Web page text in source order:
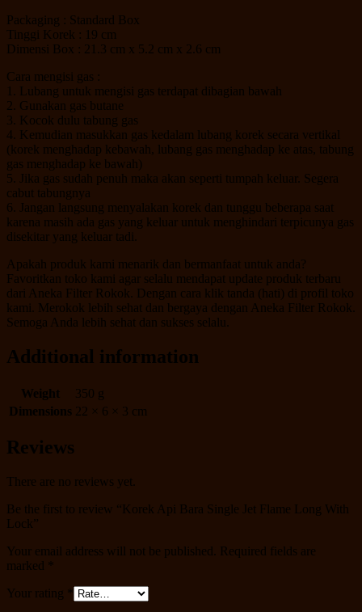
Packaging : Standard Box
Tinggi Korek : 19 cm
Dimensi Box : 21.3 cm x 5.2 cm x 2.6 cm
Cara mengisi gas :
1. Lubang untuk mengisi gas terdapat dibagian bawah
2. Gunakan gas butane
3. Kocok dulu tabung gas
4. Kemudian masukkan gas kedalam lubang korek secara vertikal
(korek menghadap kebawah, lubang gas menghadap ke atas, tabung
gas menghadap ke bawah)
5. Jika gas sudah penuh maka akan seperti tumpah keluar. Segera
cabut tabungnya
6. Jangan langsung menyalakan korek dan tunggu beberapa saat
karena masih ada gas yang keluar untuk menghindari terpicunya gas
disekitar yang keluar tadi.
Apakah produk kami menarik dan bermanfaat untuk anda?
Favoritkan toko kami agar selalu mendapat update produk terbaru
dari Aneka Filter Rokok. Dengan cara klik tanda (hati) di profil toko
kami. Merokok lebih sehat dan bergaya dengan Aneka Filter Rokok.
Semoga Anda lebih sehat dan sukses selalu.
Additional information
Weight
350 g
Dimensions 22 × 6 × 3 cm
Reviews
There are no reviews yet.
Be the first to review “Korek Api Bara Single Jet Flame Long With
Lock”
Your email address will not be published.
Required fields are
marked
Your rating